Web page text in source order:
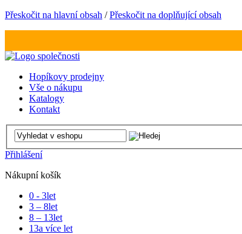
Přeskočit na hlavní obsah /Přeskočit na doplňující obsah
Hopíkovy prodejny
Vše o nákupu
Katalogy
Kontakt
Přihlášení
Nákupní košík
0 - 3let
3 – 8let
8 – 13let
13a více let